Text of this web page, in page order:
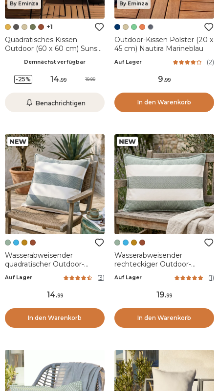
By Eminza
+1
Quadratisches Kissen
Outdoor (60 x 60 cm) Sunset
Demnächst verfügbar
-25% 14.99 19.99
Benachrichtigen
By Eminza
Outdoor-Kissen Polster (20 x
45 cm) Nautira Marineblau
Auf Lager (2)
9.99
In den Warenkorb
Wasserabweisender
quadratischer Outdoor-
Noa Salbeigrün
Auf Lager (3)
14.99
In den Warenkorb
Wasserabweisender
rechteckiger Outdoor-
Noa Salbeigrün
Auf Lager (1)
19.99
In den Warenkorb